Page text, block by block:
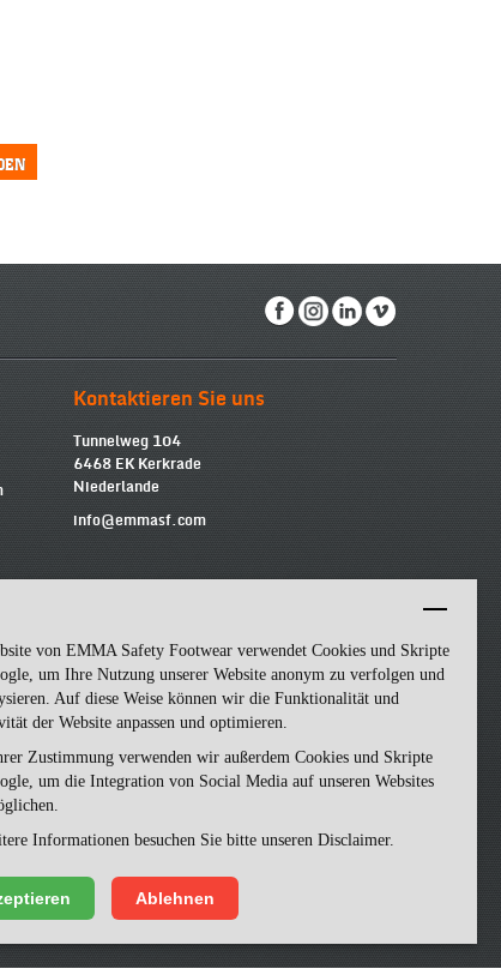
von EMMA Safety Footwear verwendet Cookies und Skripte
um Ihre Nutzung unserer Website anonym zu verfolgen und
Auf diese Weise können wir die Funktionalität und
der Website anpassen und optimieren.
Zustimmung verwenden wir außerdem Cookies und Skripte
um die Integration von Social Media auf unseren Websites
Informationen besuchen Sie bitte unseren Disclaimer.
Ablehnen
Kontaktieren Sie uns
Tunnelweg 104
6468 EK Kerkrade
Niederlande
info@emmasf.com
IdNr.): NL852463509B01
Handelsregister-Nummer: 57162581